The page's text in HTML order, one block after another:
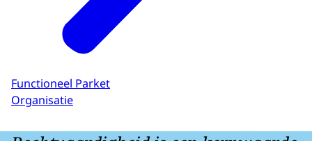
Functioneel Parket
Organisatie